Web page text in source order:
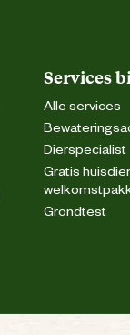
Services
Alle services
Dierspecialist
Gratis huisdier
Grondtest